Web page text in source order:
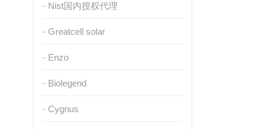
Nist国内授权代理
Greatcell solar
Enzo
Biolegend
Cygnus